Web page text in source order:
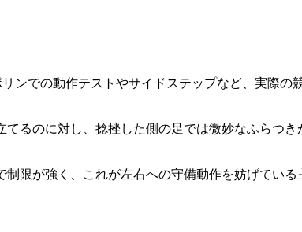
での動作テストやサイドステップなど、実際の
るのに対し、捻挫した側の足では微妙なふらつ
限が強く、これが左右への守備動作を妨げている